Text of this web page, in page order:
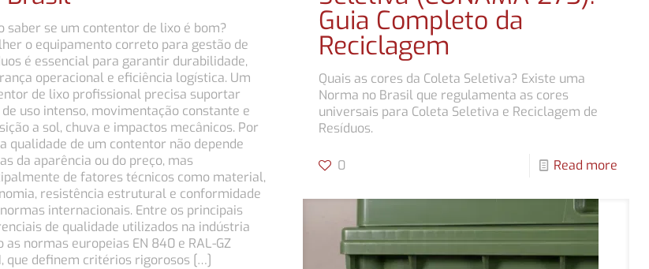
saber se um contentor de lixo é bom?
o equipamento correto para gestão de
é essencial para garantir durabilidade,
operacional e eficiência logística. Um
de lixo profissional precisa suportar
de uso intenso, movimentação constante e
a sol, chuva e impactos mecânicos. Por
qualidade de um contentor não depende
da aparência ou do preço, mas
de fatores técnicos como material,
resistência estrutural e conformidade
internacionais. Entre os principais
de qualidade utilizados na indústria
as normas europeias EN 840 e RAL-GZ
que definem critérios rigorosos […]
Guia Completo da
Reciclagem
Quais as cores da Coleta Seletiva? Existe uma
Norma no Brasil que regulamenta as cores
universais para Coleta Seletiva e Reciclagem de
Resíduos.
0 Read more